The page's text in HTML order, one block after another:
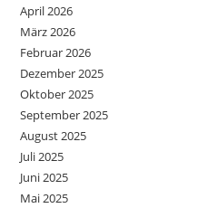
April 2026
März 2026
Februar 2026
Dezember 2025
Oktober 2025
September 2025
August 2025
Juli 2025
Juni 2025
Mai 2025